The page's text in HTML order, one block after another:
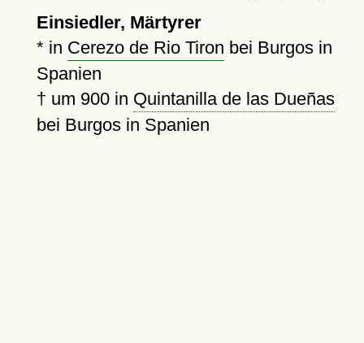
Einsiedler, Märtyrer
* in Cerezo de Rio Tiron bei Burgos in
Spanien
† um 900in Quintanilla de las Dueñas
bei Burgos in Spanien